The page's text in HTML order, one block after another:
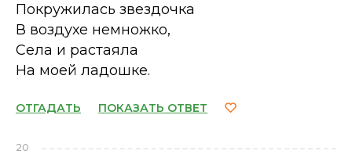
Покружилась звездочка
В воздухе немножко,
Села и растаяла
На моей ладошке.
ОТГАДАТЬ ПОКАЗАТЬ ОТВЕТ
20